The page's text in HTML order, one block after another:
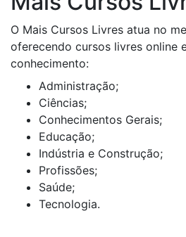
O Mais Cursos Livres atua no
oferecendo cursos livres online
conhecimento:
Administração;
Ciências;
Conhecimentos Gerais;
Educação;
Indústria e Construção;
Profissões;
Saúde;
Tecnologia.